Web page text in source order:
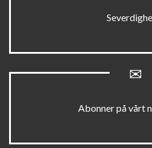
Abonner på vårt